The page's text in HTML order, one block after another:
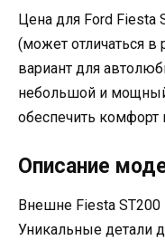
Цена для Ford Fiesta
(может отличаться в
вариант для
небольшой и
обеспечить комфорт
Описание
Внешне Fiesta ST200
Уникальные детали